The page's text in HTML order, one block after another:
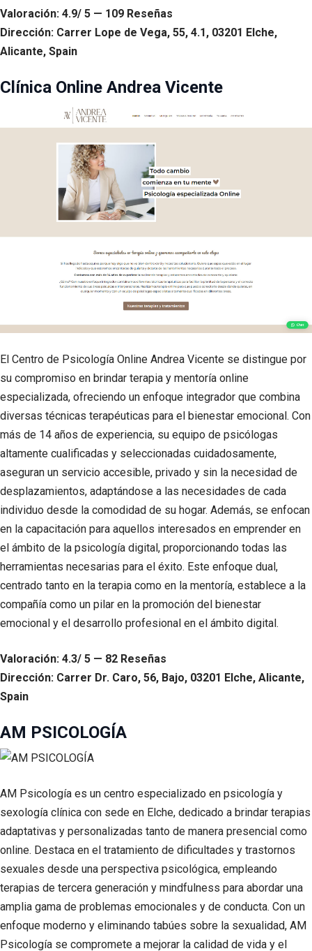
Valoración: 4.9/ 5 — 109 Reseñas
Dirección: Carrer Lope de Vega, 55, 4.1, 03201 Elche,
Alicante, Spain
Clínica Online Andrea Vicente
El Centro de Psicología Online Andrea Vicente se distingue por
su compromiso en brindar terapia y mentoría online
especializada, ofreciendo un enfoque integrador que combina
diversas técnicas terapéuticas para el bienestar emocional. Con
más de 14 años de experiencia, su equipo de psicólogas
altamente cualificadas y seleccionadas cuidadosamente,
aseguran un servicio accesible, privado y sin la necesidad de
desplazamientos, adaptándose a las necesidades de cada
individuo desde la comodidad de su hogar. Además, se enfocan
en la capacitación para aquellos interesados en emprender en
el ámbito de la psicología digital, proporcionando todas las
herramientas necesarias para el éxito. Este enfoque dual,
centrado tanto en la terapia como en la mentoría, establece a la
compañía como un pilar en la promoción del bienestar
emocional y el desarrollo profesional en el ámbito digital.
Valoración: 4.3/ 5 — 82 Reseñas
Dirección: Carrer Dr. Caro, 56, Bajo, 03201 Elche, Alicante,
Spain
AM PSICOLOGÍA
AM Psicología es un centro especializado en psicología y
sexología clínica con sede en Elche, dedicado a brindar terapias
adaptativas y personalizadas tanto de manera presencial como
online. Destaca en el tratamiento de dificultades y trastornos
sexuales desde una perspectiva psicológica, empleando
terapias de tercera generación y mindfulness para abordar una
amplia gama de problemas emocionales y de conducta. Con un
enfoque moderno y eliminando tabúes sobre la sexualidad, AM
Psicología se compromete a mejorar la calidad de vida y el